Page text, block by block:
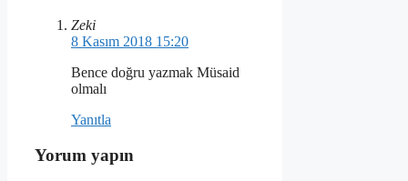
Zeki
8 Kasım 2018 15:20
Bence doğru yazmak Müsaid
olmalı
Yanıtla
Yorum yapın